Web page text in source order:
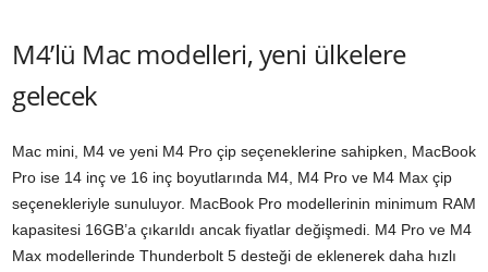
M4’lü Mac modelleri, yeni ülkelere
gelecek
Mac mini, M4 ve yeni M4 Pro çip seçeneklerine sahipken, MacBook
Pro ise 14 inç ve 16 inç boyutlarında M4, M4 Pro ve M4 Max çip
seçenekleriyle sunuluyor. MacBook Pro modellerinin minimum RAM
kapasitesi 16GB’a çıkarıldı ancak fiyatlar değişmedi. M4 Pro ve M4
Max modellerinde Thunderbolt 5 desteği de eklenerek daha hızlı